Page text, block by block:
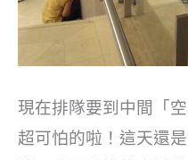
現在排隊要到中間「
超可怕的啦！這天還